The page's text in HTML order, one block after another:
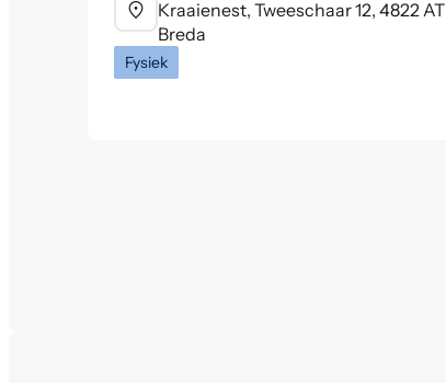
Kraaienest, Tweeschaar 12, 4822 AT
Breda
Fysiek